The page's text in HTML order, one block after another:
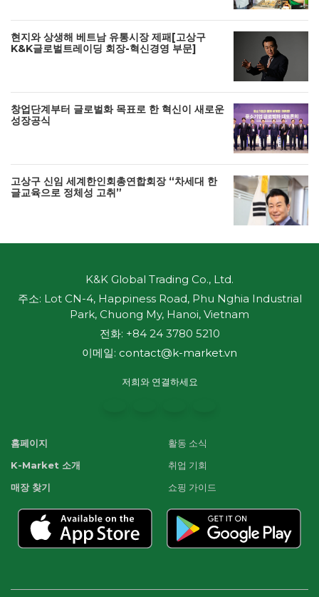
현지와 상생해 베트남 유통시장 제패[고상구
K&K글로벌트레이딩 회장-혁신경영 부문]
창업단계부터 글로벌화 목표로 한 혁신이 새로운
성장공식
고상구 신임 세계한인회총연합회장 “차세대 한
글교육으로 정체성 고취”
K&K Global Trading Co., Ltd.
주소: Lot CN-4, Happiness Road, Phu Nghia Industrial
Park, Chuong My, Hanoi, Vietnam
전화: +84 24 3780 5210
이메일: contact@k-market.vn
저희와 연결하세요
홈페이지
K-Market 소개
매장 찾기
활동 소식
취업 기회
쇼핑 가이드